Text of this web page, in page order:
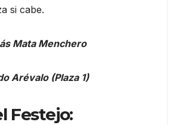
si cabe.
Mata Menchero
Arévalo (Plaza 1)
Festejo: